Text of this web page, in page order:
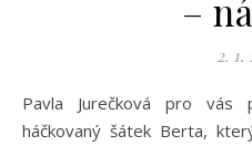
–
2. 1.
Pavla Jurečková pro vás připravila krásný návod na
háčkovaný šátek Berta,